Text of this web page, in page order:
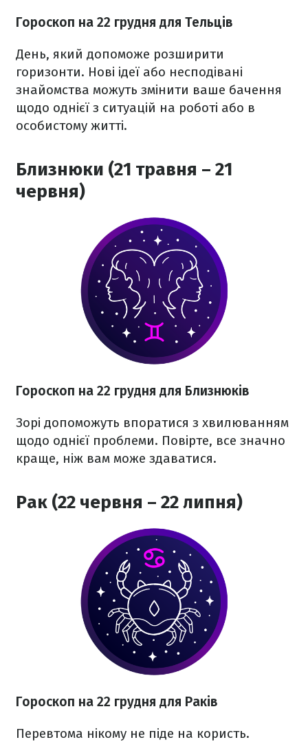
Гороскоп на 22 грудня для Тельців
День, який допоможе розширити
горизонти. Нові ідеї або несподівані
знайомства можуть змінити ваше бачення
щодо однієї з ситуацій на роботі або в
особистому житті.
Близнюки (21 травня – 21
червня)
Гороскоп на 22 грудня для Близнюків
Зорі допоможуть впоратися з хвилюванням
щодо однієї проблеми. Повірте, все значно
краще, ніж вам може здаватися.
Рак (22 червня – 22 липня)
Гороскоп на 22 грудня для Раків
Перевтома нікому не піде на користь.